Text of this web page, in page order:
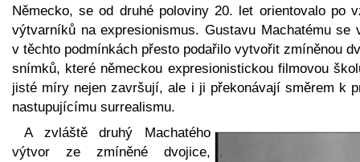
Německo, se od druhé poloviny 20. let orientovalo po
výtvarníků na expresionismus. Gustavu Machatému se
v těchto podmínkách přesto podařilo vytvořit zmíněnou
snímků, které německou expresionistickou filmovou
jisté míry nejen završují, ale i ji překonávají směrem k
nastupujícímu surrealismu.
A zvláště druhý Machatého
výtvor ze zmíněné dvojice,